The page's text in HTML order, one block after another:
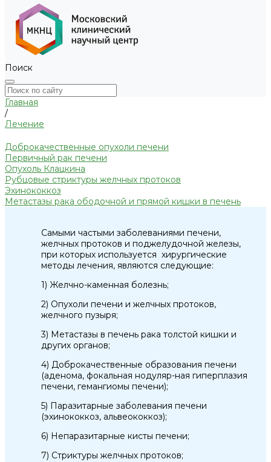
Поиск
Главная
/
Лечение
Доброкачественные опухоли печени
Первичный рак печени
Опухоль Клацкина
Рубцовые стриктуры желчных протоков
Эхинококкоз
Метастазы рака ободочной и прямой кишки в печень
Самыми частыми заболеваниями печени,
желчных протоков и поджелудочной железы,
при которых используется хирургические
методы лечения, являются следующие:
1) Желчно-каменная болезнь;
2) Опухоли печени и желчных протоков,
желчного пузыря;
3) Метастазы в печень рака толстой кишки и
других органов;
4) Доброкачественные образования печени
(аденома, фокальная нодуляр-ная гиперплазия
печени, гемангиомы печени);
5) Паразитарные заболевания печени
(эхинококкоз, альвеококкоз);
6) Непаразитарные кисты печени;
7) Стриктуры желчных протоков;